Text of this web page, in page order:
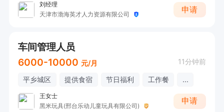
刘经理
天津市渤海英才人力资源有限公司
申请
车间管理人员
6000-10000 元/月 11分钟前
平乡城区 提供食宿 节日福利 工作餐 ...
王女士
黑米玩具(邢台乐动儿童玩具有限公司)
申请